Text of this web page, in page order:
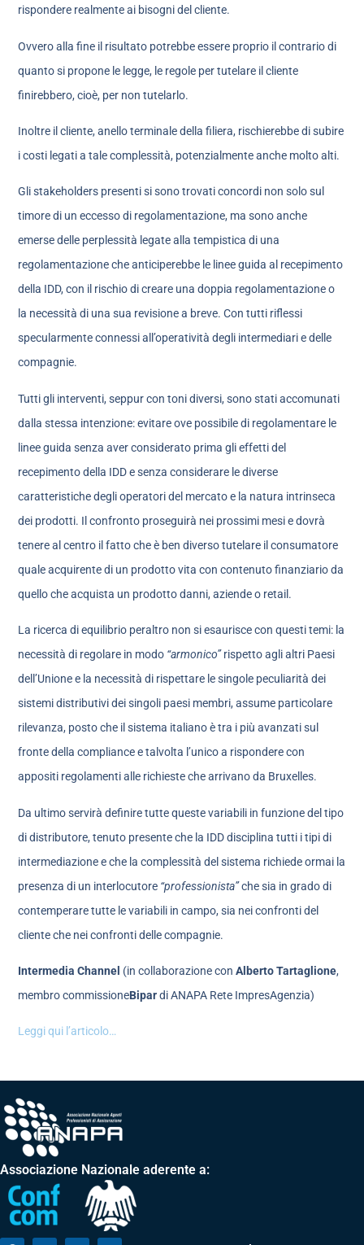
rispondere realmente ai bisogni del cliente.
Ovvero alla fine il risultato potrebbe essere proprio il contrario di
quanto si propone le legge, le regole per tutelare il cliente
finirebbero, cioè, per non tutelarlo.
Inoltre il cliente, anello terminale della filiera, rischierebbe di subire
i costi legati a tale complessità, potenzialmente anche molto alti.
Gli stakeholders presenti si sono trovati concordi non solo sul
timore di un eccesso di regolamentazione, ma sono anche
emerse delle perplessità legate alla tempistica di una
regolamentazione che anticiperebbe le linee guida al recepimento
della IDD, con il rischio di creare una doppia regolamentazione o
la necessità di una sua revisione a breve. Con tutti riflessi
specularmente connessi all’operatività degli intermediari e delle
compagnie.
Tutti gli interventi, seppur con toni diversi, sono stati accomunati
dalla stessa intenzione: evitare ove possibile di regolamentare le
linee guida senza aver considerato prima gli effetti del
recepimento della IDD e senza considerare le diverse
caratteristiche degli operatori del mercato e la natura intrinseca
dei prodotti. Il confronto proseguirà nei prossimi mesi e dovrà
tenere al centro il fatto che è ben diverso tutelare il consumatore
quale acquirente di un prodotto vita con contenuto finanziario da
quello che acquista un prodotto danni, aziende o retail.
La ricerca di equilibrio peraltro non si esaurisce con questi temi: la
necessità di regolare in modo “armonico”rispetto agli altri Paesi
dell’Unione e la necessità di rispettare le singole peculiarità dei
sistemi distributivi dei singoli paesi membri, assume particolare
rilevanza, posto che il sistema italiano è tra i più avanzati sul
fronte della compliance e talvolta l’unico a rispondere con
appositi regolamenti alle richieste che arrivano da Bruxelles.
Da ultimo servirà definire tutte queste variabili in funzione del tipo
di distributore, tenuto presente che la IDD disciplina tutti i tipi di
intermediazione e che la complessità del sistema richiede ormai la
presenza di un interlocutore “professionista”che sia in grado di
contemperare tutte le variabili in campo, sia nei confronti del
cliente che nei confronti delle compagnie.
Intermedia Channel (in collaborazione conAlberto Tartaglione,
membro commissioneBipardi ANAPA Rete ImpresAgenzia)
Leggi qui l’articolo…
Associazione Nazionale aderente a: